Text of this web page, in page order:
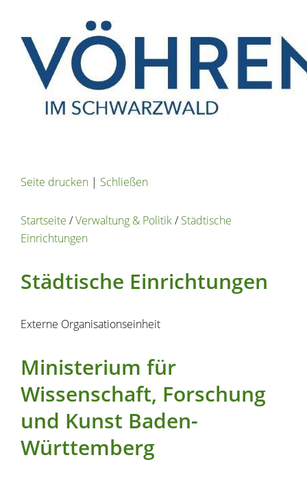
Seite drucken | Schließen
Startseite /Verwaltung & Politik/Städtische
Einrichtungen
Städtische Einrichtungen
Externe Organisationseinheit
Ministerium für
Wissenschaft, Forschung
und Kunst Baden-
Württemberg